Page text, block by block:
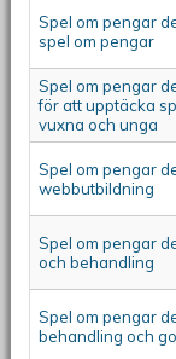
Spel om pengar
spel om pengar
Spel om pengar
för att upptäcka
vuxna och unga
Spel om pengar
webbutbildning
Spel om pengar
och behandling
Spel om pengar
behandling och